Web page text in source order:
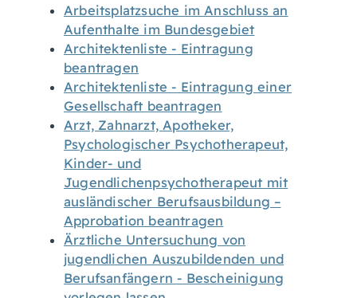
Arbeitsplatzsuche im Anschluss an
Aufenthalte im Bundesgebiet
Architektenliste - Eintragung
beantragen
Architektenliste - Eintragung einer
Gesellschaft beantragen
Arzt, Zahnarzt, Apotheker,
Psychologischer Psychotherapeut,
Kinder- und
Jugendlichenpsychotherapeut mit
ausländischer Berufsausbildung –
Approbation beantragen
Ärztliche Untersuchung von
jugendlichen Auszubildenden und
Berufsanfängern - Bescheinigung